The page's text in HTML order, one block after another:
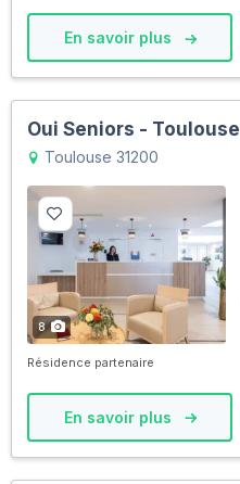
En savoir plus
Oui Seniors - Toulouse
Toulouse 31200
8
Résidence partenaire
En savoir plus